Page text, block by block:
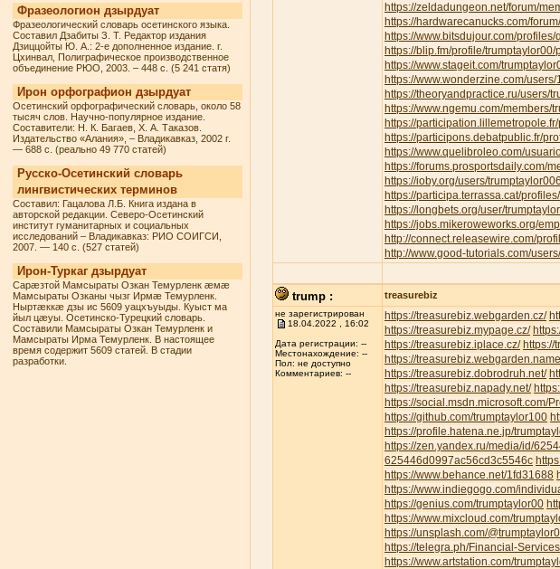
Фразеологион дзырдуат
Фразеологический словарь осетинского языка.
Составил Дзабиты З. Т. Редактор издания
Дзиццойты Ю. А.: 2-е дополненное издание. г.
Цхинвал, Полиграфическое производственное
объединение РЮО, 2003. – 448 с. (5 241 статя)
Ирон орфографион дзырдуат
Осетинский орфографический словарь, около 58
тысяч слов. Научно-популярное издание.
Составители: Н. К. Багаев, Х. А. Таказов.
Издательство «Алания», – Владикавказ, 2002 г.
— 688 с. (реально 49 770 статей)
Русско-Осетинский словарь
лингвистических терминов
Составил: Гацалова Л.Б. Книга издана в
авторской редакции. Северо-Осетинский
институт гуманитарных и социальных
исследований – Владикавказ: РИО СОИГСИ,
2007. — 140 с. (527 статей)
Ирон-Туркаг дзырдуат
Сарæзтой Мамсыраты Озкан Темурленк æмæ
Мамсыраты Озканы чызг Ирмæ Темурленк.
Ныртæккæ дзы ис 5609 уацхъуыды. Куыст ма
йыл цæуы. Осетинско-Турецкий словарь.
Составили Мамсыраты Озкан Темурленк и
Мамсыраты Ирма Темурленк. В настоящее
время содержит 5609 статей. В стадии
разработки.
https://zeldadungeon.net/forum/
https://hardwarecanucks.com/
https://www.bitsdujour.com/profiles/
https://blip.fm/profile/trumptaylor00/
https://www.stageit.com/
https://www.wonderzine.com/
https://theoryandpractice.ru/users/
https://www.ngemu.com/members/
https://
https://participons.debatpublic.fr/
https://www.quelibroleo.com/
https://forums.prosportsdaily.com/
https://ioby.org/users/
https://participa.terrassa.cat/
https://longbets.org/user/
https://jobs.mikeroweworks.org/
http://connect.releasewire.com/
http://www.good-tutorials.com/
trump : treasurebiz
не зарегистрирован
18.04.2022 , 16:02
Дата регистрации: --
Местонахождение: --
Пол: не доступно
Комментариев: --
https://treasurebiz.webgarden.cz/
https://treasurebiz.mypage.cz/
https://treasurebiz.iplace.cz/ https://
https://
https://treasurebiz.dobrodruh.net/
https://treasurebiz.napady.net/
https://social.msdn.microsoft.com/
https://github.com/trumptaylor100
https://profile.hatena.ne.jp/
https://zen.yandex.ru/media/id/
625446d0997ac56cd3c5546c
https://www.behance.net/1fd31688
https://www.indiegogo.com/
https://genius.com/trumptaylor00
https://www.mixcloud.com/
https://unsplash.com/
https://telegra.ph/Financial-
https://www.artstation.com/